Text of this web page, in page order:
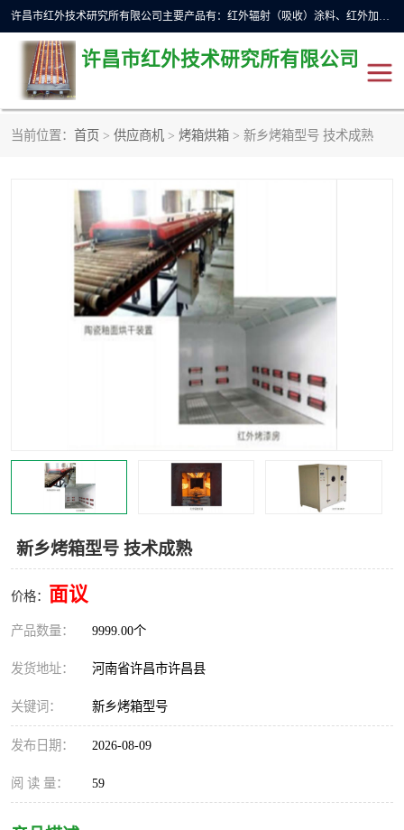
许昌市红外技术研究所有限公司主要产品有：红外辐射（吸收）涂料、红外加热元件、红外辐射加热模块（板）、红外辐射加热炉（箱）、快速红外辐射加热器、系列高端红外加热实验设备、系列红外加热控制器等。
许昌市红外技术研究所有限公司
当前位置： 首页 > 供应商机 > 烤箱烘箱 > 新乡烤箱型号 技术成熟
新乡烤箱型号 技术成熟
价格： 面议
产品数量： 9999.00个
发货地址： 河南省许昌市许昌县
关键词： 新乡烤箱型号
发布日期： 2026-08-09
阅 读 量： 59
红外辐射涂料 红外辐射加热器
红外辐射加热模块 定制红外加热实验设备
红外加热元件 红外辐射吸收涂料
高端红外加热实验设备 电工电气
红外加热控制器
热环境试验设备
红外辐射表面材料 定波长红外辐射加热器
快速红外辐射聚焦炉 烤箱烘箱
热风装置
碳纤维红外辐射加热管